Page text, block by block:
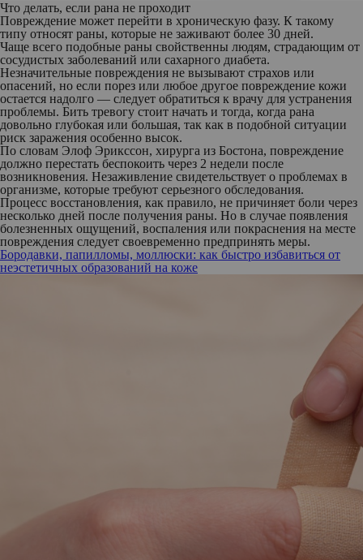
Что делать, если рана не проходит
Повреждение может перейти в хроническую фазу. К такому
типу относят раны, которые не заживают более 30 дней.
Чаще всего подобные раны свойственны людям, страдающим от
сосудистых заболеваний или сахарного диабета.
Незначительные повреждения не вызывают страхов или
опасений, но если порез или любое другое повреждение кожи
остается надолго — следует обратиться к врачу для устранения
проблемы. Бить тревогу стоит начать и тогда, когда рана
довольно глубокая или большая, так как в подобной ситуации
риск заражения особенно высок.
По словам Элоф Эрикссон, хирурга из Бостона, повреждение
должно перестать беспокоить через 2 недели после
возникновения. Незаживление свидетельствует о проблемах в
организме, которые требуют серьезного обследования.
Процесс восстановления, как правило, не причиняет боли через
несколько дней после получения раны. Но в случае появления
болезненных ощущений, воспаления или покраснения на месте
повреждения следует своевременно предпринять меры.
Бородавки, папилломы, моллюски: как быстро избавиться от
неэстетичных образований на коже